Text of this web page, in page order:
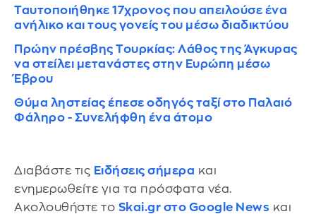
Ταυτοποιήθηκε 17χρονος που απειλούσε ένα
ανήλικο και τους γονείς του μέσω διαδικτύου
Πρώην πρέσβης Τουρκίας: Λάθος της Άγκυρας
να στείλει μετανάστες στην Ευρώπη μέσω
Έβρου
Θύμα ληστείας έπεσε οδηγός ταξί στο Παλαιό
Φάληρο - Συνελήφθη ένα άτομο
Διαβάστε τις Ειδήσεις σήμερα και
ενημερωθείτε για τα πρόσφατα νέα.
Ακολουθήστε το Skai.gr στο Google News και